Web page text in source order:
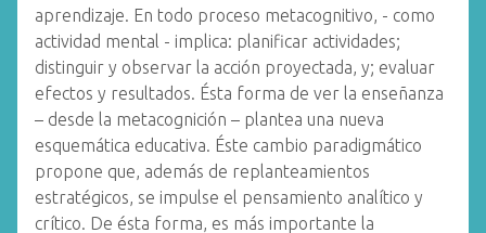
aprendizaje. En todo proceso metacognitivo, - como
actividad mental - implica: planificar actividades;
distinguir y observar la acción proyectada, y; evaluar
efectos y resultados. Ésta forma de ver la enseñanza
– desde la metacognición – plantea una nueva
esquemática educativa. Éste cambio paradigmático
propone que, además de replanteamientos
estratégicos, se impulse el pensamiento analítico y
crítico. De ésta forma, es más importante la